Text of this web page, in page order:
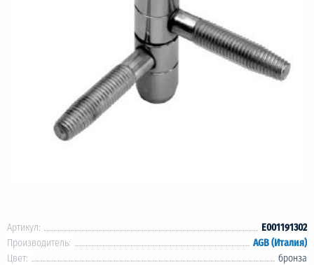
Артикул:
E001191302
Производитель:
AGB (Италия)
Цвет:
бронза